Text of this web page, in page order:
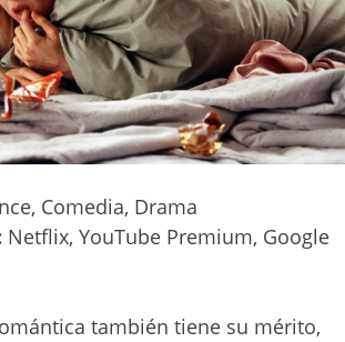
Comedia, Drama
Netflix, YouTube Premium, Google
también tiene su mérito,